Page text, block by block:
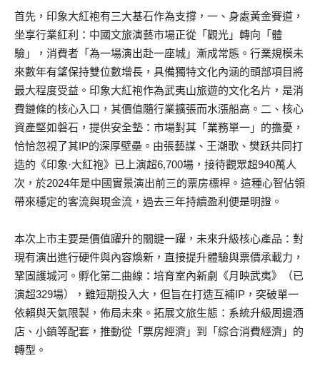
首先，印象大紅袍有三大基石作為支撐，一、身處黃金賽道，
坐享行業紅利：中國文旅演藝市場正從「觀光」轉向「體
驗」，消費者「為一場演出赴一座城」漸成常態。行業規模未
來數年有望保持雙位數增長，具備獨特文化內涵的頭部項目將
最大程度受益。印象大紅袍作為武夷山旅遊的文化名片，是消
費鏈條的核心入口，其價值隨行業擴張而水漲船高。二、核心
資產堅如磐石，提供安全墊：市場對其「業務單一」的擔憂，
恰恰忽視了其IP的深厚壁壘。由張藝謀、王潮歌、樊跃共同打
造的《印象·大紅袍》已上演超6,700場，接待觀眾超940萬人
次，於2024年是中國實景演出前三的票房標桿。這種心智佔領
帶來穩定的客流與現金流，過去三年持續盈利便是明證。
本次上市主要是價值躍升的關鍵一躍，未來升級核心產品：對
現有演出進行硬件與內容煥新，直接提升體驗與票價承載力，
鞏固護城河。孵化第二曲線：培育室內新劇《月映武夷》（已
演超329場），雖短期投入大，但旨在打造互補IP，突破單一
依賴與天氣限製，佈局未來。拓展文旅生態：系統升級周邊酒
店、小鎮等配套，推動從「票房經濟」到「綜合消費經濟」的
轉型。